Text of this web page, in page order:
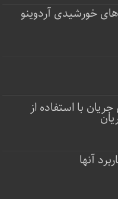
خورشیدی آردوینو
با استفاده از
آنها